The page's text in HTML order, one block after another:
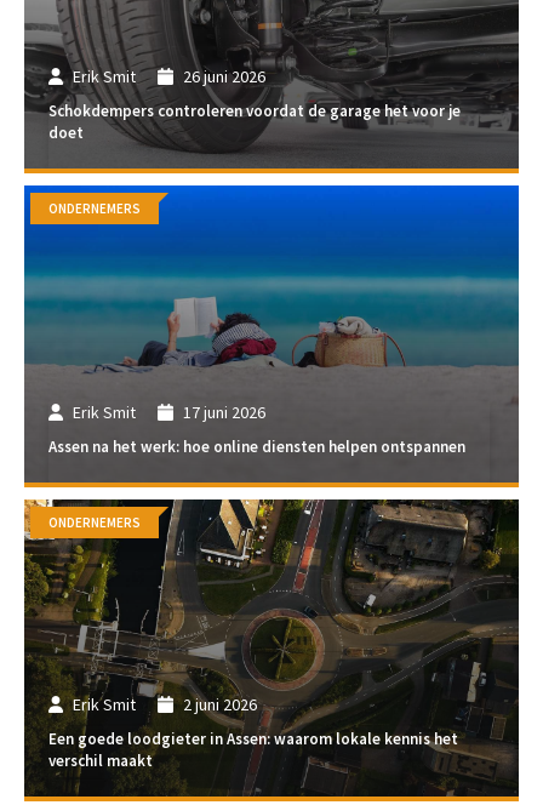
Erik Smit 26 juni 2026
Schokdempers controleren voordat de garage het voor je
doet
Erik Smit 17 juni 2026
Assen na het werk: hoe online diensten helpen ontspannen
ONDERNEMERS
Erik Smit 2 juni 2026
Een goede loodgieter in Assen: waarom lokale kennis het
verschil maakt
ONDERNEMERS